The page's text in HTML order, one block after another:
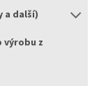
a další)
výrobu z